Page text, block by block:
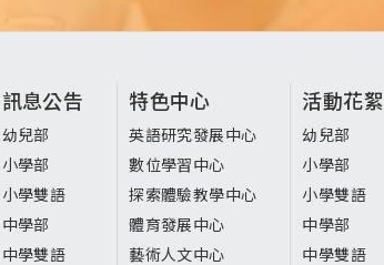
訊息公告
幼兒部
小學部
小學雙語
中學部
中學雙語
特色中心
英語研究發展中心
數位學習中心
探索體驗教學中心
體育發展中心
藝術人文中心
活動花絮
幼兒部
小學部
小學雙語
中學部
中學雙語